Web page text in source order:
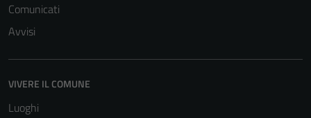
Comunicati
Avvisi
VIVERE IL COMUNE
Luoghi